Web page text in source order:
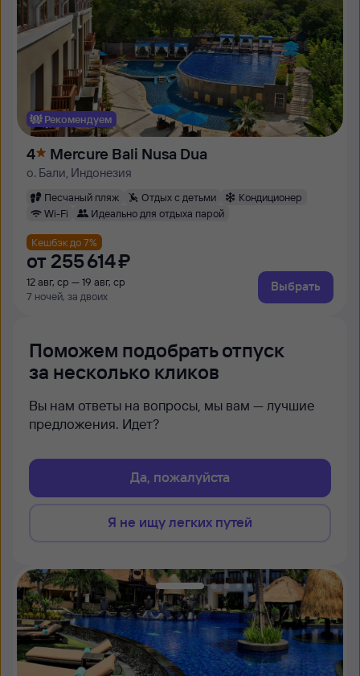
Рекомендуем
4 Mercure Bali Nusa Dua
о. Бали, Индонезия
Песчаный пляж Отдых с детьми
Кондиционер
Wi-Fi
Идеально для отдыха парой
Кешбэк до 7%
от 255 ⁠614 ⁠₽
12 авг, ср — 19 авг, ср
7 ночей, за двоих
Выбрать
Поможем подобрать отпуск
за несколько кликов
Вы нам ответы на вопросы, мы вам — лучшие
предложения. Идет?
Да, пожалуйста
Я не ищу легких путей